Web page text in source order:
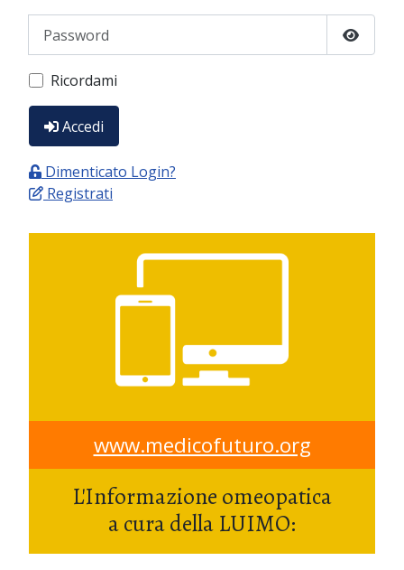
Show
Ricordami
Accedi
Dimenticato Login?
Registrati
www.medicofuturo.org
L'Informazione omeopatica
a cura della LUIMO: